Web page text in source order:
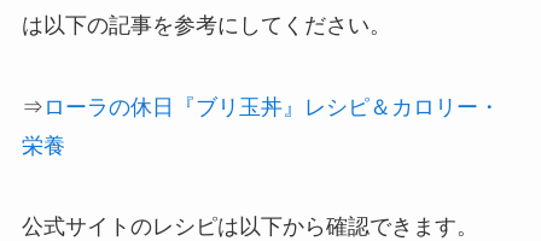
は以下の記事を参考にしてください。
⇒ ローラの休日『ブリ玉丼』レシピ＆カロリー・
栄養
公式サイトのレシピは以下から確認できます。